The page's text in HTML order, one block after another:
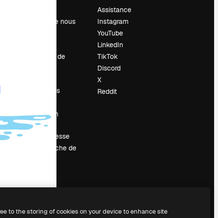
À propos de nous
Tendances de
Événements
Vendre mon
contenu
Salle de presse
À la recherche de
Assistance
Instagram
YouTube
LinkedIn
TikTok
Discord
X
Reddit
to the storing of cookies on your device to enhance site